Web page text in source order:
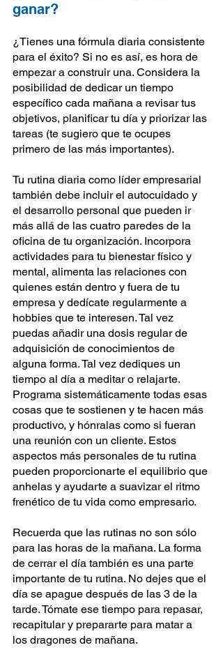
ganar?
¿Tienes una fórmula diaria consistente
para el éxito? Si no es así, es hora de
empezar a construir una. Considera la
posibilidad de dedicar un tiempo
específico cada mañana a revisar tus
objetivos, planificar tu día y priorizar las
tareas (te sugiero que te ocupes
primero de las más importantes).
Tu rutina diaria como líder empresarial
también debe incluir el autocuidado y
el desarrollo personal que pueden ir
más allá de las cuatro paredes de la
oficina de tu organización. Incorpora
actividades para tu bienestar físico y
mental, alimenta las relaciones con
quienes están dentro y fuera de tu
empresa y dedícate regularmente a
hobbies que te interesen. Tal vez
puedas añadir una dosis regular de
adquisición de conocimientos de
alguna forma. Tal vez dediques un
tiempo al día a meditar o relajarte.
Programa sistemáticamente todas esas
cosas que te sostienen y te hacen más
productivo, y hónralas como si fueran
una reunión con un cliente. Estos
aspectos más personales de tu rutina
pueden proporcionarte el equilibrio que
anhelas y ayudarte a suavizar el ritmo
frenético de tu vida como empresario.
Recuerda que las rutinas no son sólo
para las horas de la mañana. La forma
de cerrar el día también es una parte
importante de tu rutina. No dejes que el
día se apague después de las 3 de la
tarde. Tómate ese tiempo para repasar,
recapitular y prepararte para matar a
los dragones de mañana.